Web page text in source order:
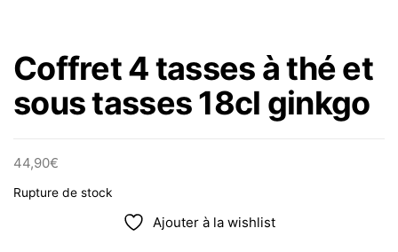
Coffret 4 tasses à thé et
sous tasses 18cl ginkgo
44,90€
Rupture de stock
Ajouter à la wishlist